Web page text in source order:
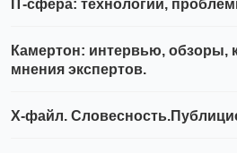
IT-сфера: технологии,
Камертон: интервью, обзоры,
мнения экспертов.
Х-файл.